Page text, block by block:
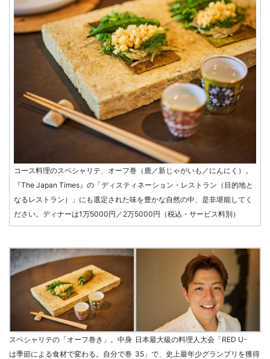
コース料理のスペシャリテ、オーフ巻（鹿／新じゃがいも／にんにく）。
『The Japan Times』の「ディスティネーション・レストラン（目的地と
なるレストラン）」にも選定された味を豊かな自然の中、是非堪能してく
ださい。ディナーは1万5000円／2万5000円（税込・サービス料別）
スペシャリテの「オーフ巻き」。中身
は季節による食材で変わる。自分で巻
日本最大級の料理人大会「RED U-
35」で、史上最年少グランプリを獲得